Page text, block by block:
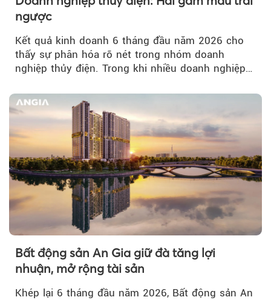
ngược
Kết quả kinh doanh 6 tháng đầu năm 2026 cho
thấy sự phân hóa rõ nét trong nhóm doanh
nghiệp thủy điện. Trong khi nhiều doanh nghiệp
Bất động sản An Gia giữ đà tăng lợi
nhuận, mở rộng tài sản
Khép lại 6 tháng đầu năm 2026, Bất động sản An